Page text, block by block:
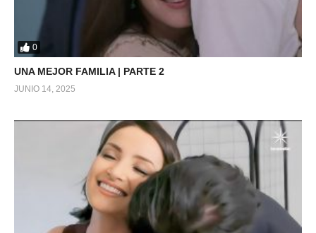
0
UNA MEJOR FAMILIA | PARTE 2
JUNIO 14, 2025